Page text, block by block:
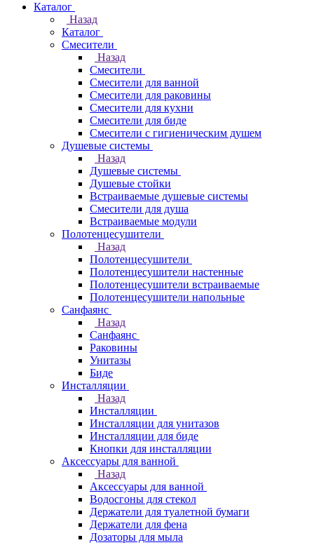
Каталог
Назад
Каталог
Смесители
Назад
Смесители
Смесители для ванной
Смесители для раковины
Смесители для кухни
Смесители для биде
Смесители с гигиеническим душем
Душевые системы
Назад
Душевые системы
Душевые стойки
Встраиваемые душевые системы
Смесители для душа
Встраиваемые модули
Полотенцесушители
Назад
Полотенцесушители
Полотенцесушители настенные
Полотенцесушители встраиваемые
Полотенцесушители напольные
Санфаянс
Назад
Санфаянс
Раковины
Унитазы
Биде
Инсталляции
Назад
Инсталляции
Инсталляции для унитазов
Инсталляции для биде
Кнопки для инсталляции
Аксессуары для ванной
Назад
Аксессуары для ванной
Водосгоны для стекол
Держатели для туалетной бумаги
Держатели для фена
Дозаторы для мыла